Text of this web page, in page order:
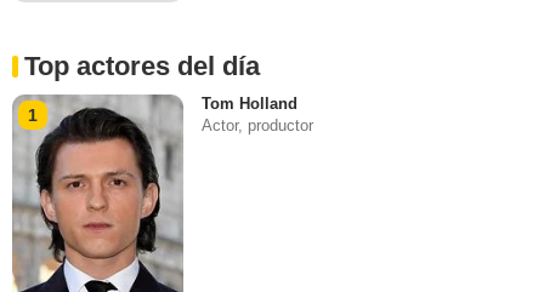
Top actores del día
1
Tom Holland
Actor, productor